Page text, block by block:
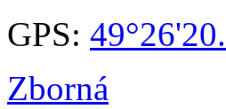
GPS:
Zborná